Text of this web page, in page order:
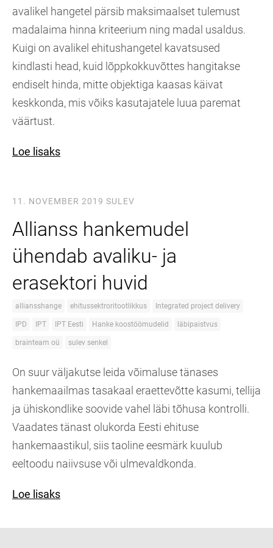
avalikel hangetel pärsib maksimaalset tulemust
madalaima hinna kriteerium ning madal usaldus.
Kuigi on avalikel ehitushangetel kavatsused
kindlasti head, kuid lõppkokkuvõttes hangitakse
endiselt hinda, mitte objektiga kaasas käivat
keskkonda, mis võiks kasutajatele luua paremat
väärtust.
Loe lisaks
11. NOVEMBER 2019 SULEV
Allianss hankemudel
ühendab avaliku- ja
erasektori huvid
alliansshange ehitussektroritootlikkus Integrated project delivery
IPD IPT IPT Eesti Hanke koostöömudelid läbipaistvus
brainteam oü sulev senkel
On suur väljakutse leida võimaluse tänases
hankemaailmas tasakaal eraettevõtte kasumi, tellija
ja ühiskondlike soovide vahel läbi tõhusa kontrolli.
Vaadates tänast olukorda Eesti ehituse
hankemaastikul, siis taoline eesmärk kuulub
eeltoodu naiivsuse või ulmevaldkonda.
Loe lisaks